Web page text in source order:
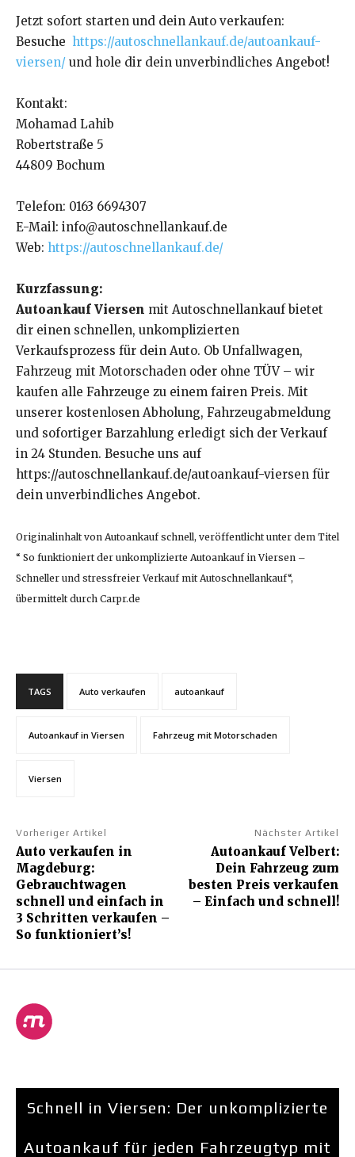
Jetzt sofort starten und dein Auto verkaufen:
Besuche https://autoschnellankauf.de/autoankauf-
viersen/ und hole dir dein unverbindliches Angebot!
Kontakt:
Mohamad Lahib
Robertstraße 5
44809 Bochum
Telefon: 0163 6694307
E-Mail: info@autoschnellankauf.de
Web: https://autoschnellankauf.de/
Kurzfassung:
Autoankauf Viersen mit Autoschnellankauf bietet
dir einen schnellen, unkomplizierten
Verkaufsprozess für dein Auto. Ob Unfallwagen,
Fahrzeug mit Motorschaden oder ohne TÜV – wir
kaufen alle Fahrzeuge zu einem fairen Preis. Mit
unserer kostenlosen Abholung, Fahrzeugabmeldung
und sofortiger Barzahlung erledigt sich der Verkauf
in 24 Stunden. Besuche uns auf
https://autoschnellankauf.de/autoankauf-viersen für
dein unverbindliches Angebot.
Originalinhalt von Autoankauf schnell, veröffentlicht unter dem Titel
“ So funktioniert der unkomplizierte Autoankauf in Viersen –
Schneller und stressfreier Verkauf mit Autoschnellankauf“,
übermittelt durch Carpr.de
TAGS Auto verkaufen autoankauf
Autoankauf in Viersen Fahrzeug mit Motorschaden
Viersen
Vorheriger Artikel
Auto verkaufen in
Magdeburg:
Gebrauchtwagen
schnell und einfach in
3 Schritten verkaufen –
So funktioniert’s!
Nächster Artikel
Autoankauf Velbert:
Dein Fahrzeug zum
besten Preis verkaufen
– Einfach und schnell!
Schnell in Viersen: Der unkomplizierte
Autoankauf für jeden Fahrzeugtyp mit